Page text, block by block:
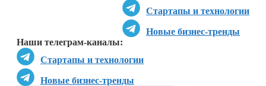
Стартапы и технологии
Новые бизнес-тренды
Наши телеграм-каналы:
Стартапы и технологии
Новые бизнес-тренды